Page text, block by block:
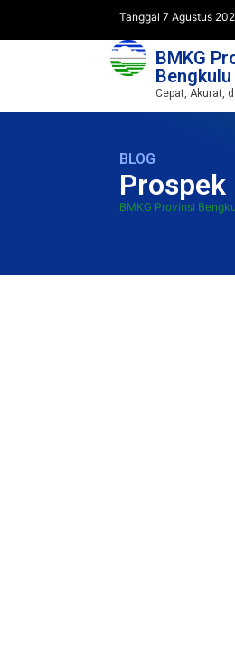
Tanggal 7 Agustus
BMKG
Bengkulu
Cepat, Akurat,
BLOG
BMKG Provinsi